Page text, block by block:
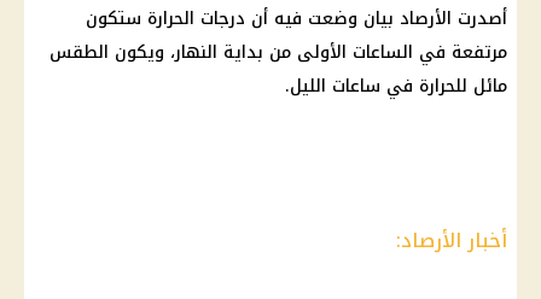
أصدرت الأرصاد بيان وضعت فيه أن درجات الحرارة ستكون
مرتفعة في الساعات الأولى من بداية النهار، ويكون الطقس
مائل للحرارة في ساعات الليل.
أخبار الأرصاد: